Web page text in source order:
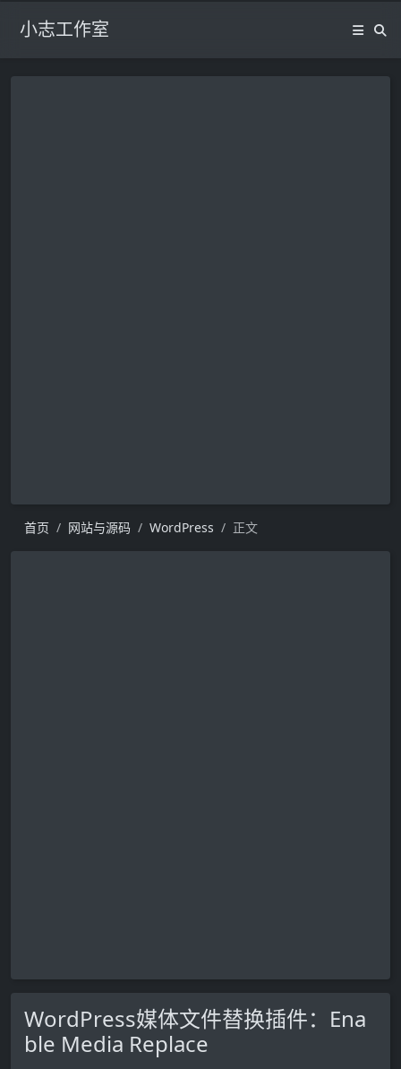
小志工作室
首页 网站与源码 WordPress 正文
WordPress媒体文件替换插件：Ena
ble Media Replace